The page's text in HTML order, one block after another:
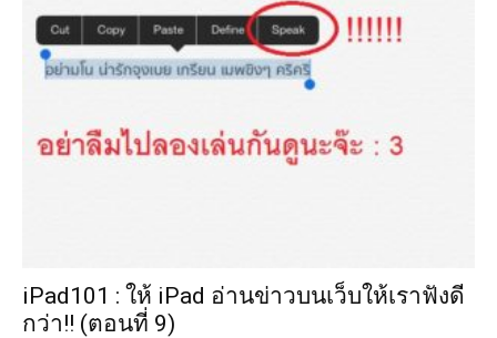
iPad101 : ให้ iPad อ่านข่าวบนเว็บให้เราฟังดี
กว่า!! (ตอนที่ 9)